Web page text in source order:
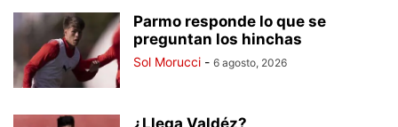
Parmo responde lo que se
preguntan los hinchas
Sol Morucci - 6 agosto, 2026